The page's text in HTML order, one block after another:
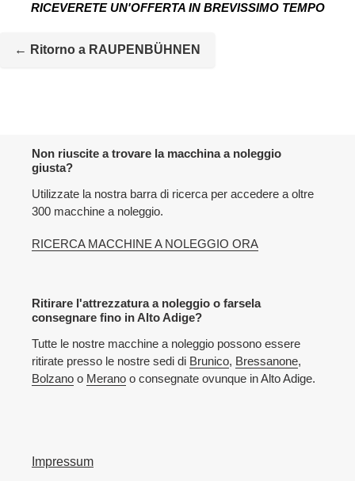
RICEVERETE UN'OFFERTA IN BREVISSIMO TEMPO
macchina
delle
macchine
← Ritorno a RAUPENBÜHNEN
Non riuscite a trovare la macchina a noleggio
giusta?
Utilizzate la nostra barra di ricerca per accedere a oltre
300 macchine a noleggio.
RICERCA MACCHINE A NOLEGGIO ORA
Ritirare l'attrezzatura a noleggio o farsela
consegnare fino in Alto Adige?
Tutte le nostre macchine a noleggio possono essere
ritirate presso le nostre sedi di Brunico, Bressanone,
Bolzano o Merano o consegnate ovunque in Alto Adige.
Impressum